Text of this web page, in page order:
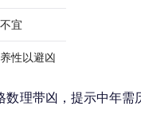
宜
性以避凶
理带凶，提示中年